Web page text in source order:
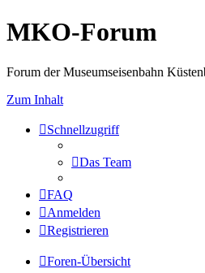
MKO-Forum
Forum der Museumseisenbahn
Zum Inhalt
Schnellzugriff
Das Team
FAQ
Anmelden
Registrieren
Foren-Übersicht